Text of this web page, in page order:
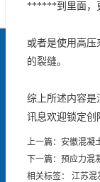
******到里面，
或者是使用高
的裂缝。
综上所述内容是
讯息欢迎锁定创
上一篇： 安徽混凝
下一篇： 预应力混
相关标签： 江苏混